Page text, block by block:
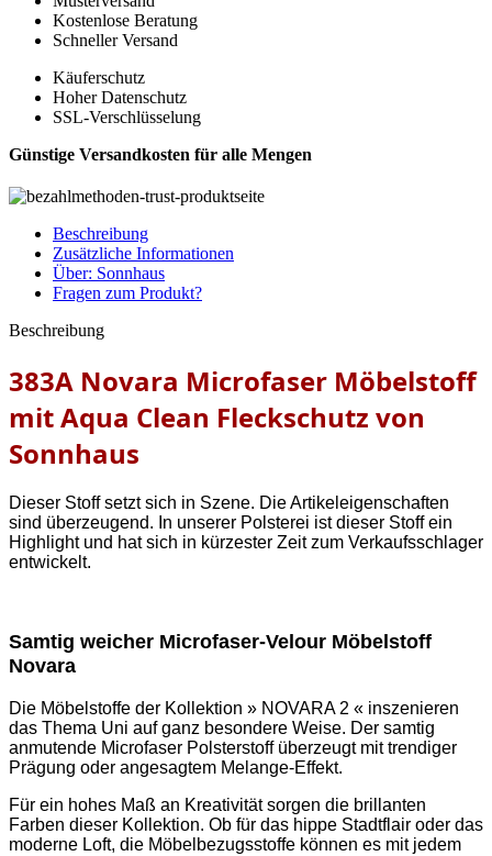
Kostenlose Beratung
Schneller Versand
Käuferschutz
Hoher Datenschutz
SSL-Verschlüsselung
Günstige Versandkosten für alle Mengen
Beschreibung
Zusätzliche Informationen
Über: Sonnhaus
Fragen zum Produkt?
Beschreibung
383A Novara Microfaser Möbelstoff
mit Aqua Clean Fleckschutz von
Sonnhaus
Dieser Stoff setzt sich in Szene. Die Artikeleigenschaften
sind überzeugend. In unserer Polsterei ist dieser Stoff ein
Highlight und hat sich in kürzester Zeit zum Verkaufsschlager
entwickelt.
Samtig weicher Microfaser-Velour Möbelstoff
Novara
Die Möbelstoffe der Kollektion » NOVARA 2 « inszenieren
das Thema Uni auf ganz besondere Weise. Der samtig
anmutende Microfaser Polsterstoff überzeugt mit trendiger
Prägung oder angesagtem Melange-Effekt.
Für ein hohes Maß an Kreativität sorgen die brillanten
Farben dieser Kollektion. Ob für das hippe Stadtflair oder das
moderne Loft, die Möbelbezugsstoffe können es mit jedem